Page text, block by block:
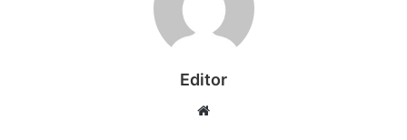
Editor
Website